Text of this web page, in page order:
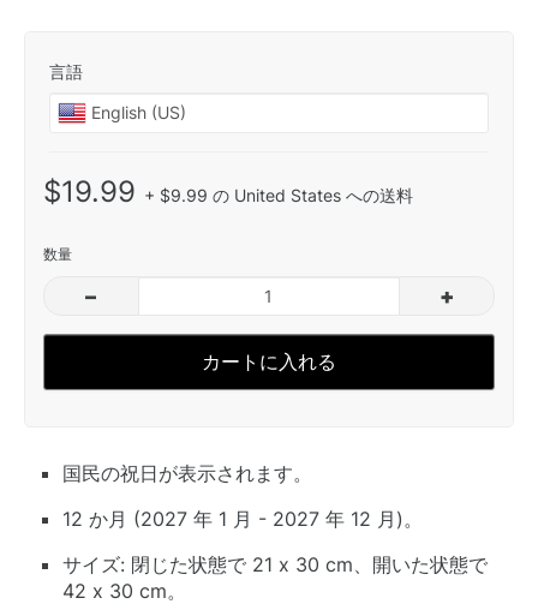
言語
$19.99 + $9.99 の United States への送料
数量
– +
カートに入れる
国民の祝日が表示されます。
12 か月 (2027 年 1 月 - 2027 年 12 月)。
サイズ: 閉じた状態で 21 x 30 cm、開いた状態で
42 x 30 cm。